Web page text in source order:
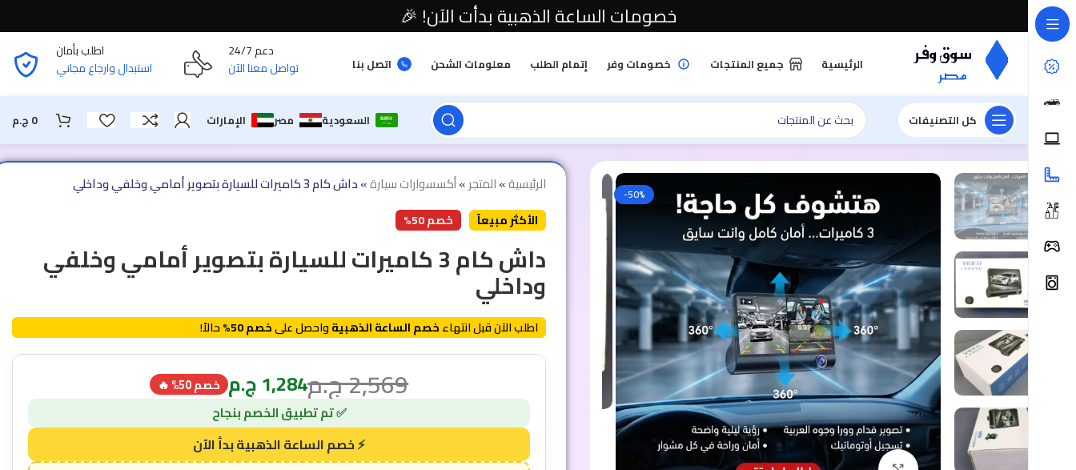
الرئيسية جميع المنتجات خصومات وفر إتمام الطلب معلومات الشحن اتصل بنا
دعم 24/7
تواصل معنا الآن
اطلب بأمان
استبدال وارجاع مجاني
كل التصنيفات السعودية مصر الإمارات 0 ج.م
-50% الرئيسية»المتجر»أكسسوارات سيارة»داش كام 3 كاميرات للسيارة بتصوير أمامي وخلفي وداخلي
الأكثر مبيعاً خصم 50%
داش كام 3 كاميرات للسيارة بتصوير أمامي وخلفي
وداخلي
اطلب الآن قبل انتهاءخصم الساعة الذهبيةواحصل علىخصم 50% حالاً!
2,569ج.م1,284ج.م خصم 50% 🔥
خصومات الساعة الذهبية بدأت الآن! 🎉